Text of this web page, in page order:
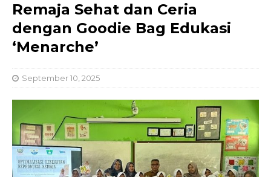
Remaja Sehat dan Ceria
dengan Goodie Bag Edukasi
‘Menarche’
September 10, 2025